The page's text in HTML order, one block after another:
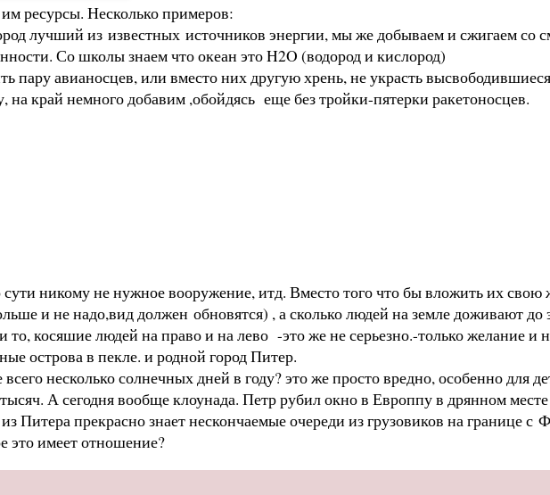
ресурсы. Несколько примеров:
лучший из известных источников энергии, мы же добываем и сжигаем
Со школы знаем что океан это H2O (водород и кислород)
пару авианосцев, или вместо них другую хрень, не украсть
край немного добавим ,обойдясь еще без тройки-пятерки ракетоносцев.
никому не нужное вооружение, итд. Вместо того что бы вложить их свою
и не надо,вид должен обновятся) , а сколько людей на земле доживают до
косяшие людей на право и на лево -это же не серьезно.-только желание и
острова в пекле. и родной город Питер.
несколько солнечных дней в году? это же просто вредно, особенно для
А сегодня вообще клоунада. Петр рубил окно в Европпу в дрянном
Питера прекрасно знает нескончаемые очереди из грузовиков на границе
это имеет отношение?